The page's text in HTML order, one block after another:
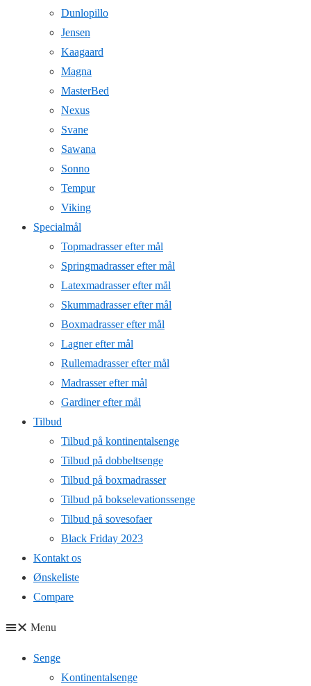
Dunlopillo
Jensen
Kaagaard
Magna
MasterBed
Nexus
Svane
Sawana
Sonno
Tempur
Viking
Specialmål
Topmadrasser efter mål
Springmadrasser efter mål
Latexmadrasser efter mål
Skummadrasser efter mål
Boxmadrasser efter mål
Lagner efter mål
Rullemadrasser efter mål
Madrasser efter mål
Gardiner efter mål
Tilbud
Tilbud på kontinentalsenge
Tilbud på dobbeltsenge
Tilbud på boxmadrasser
Tilbud på bokselevationssenge
Tilbud på sovesofaer
Black Friday 2023
Kontakt os
Ønskeliste
Compare
Menu
Senge
Kontinentalsenge